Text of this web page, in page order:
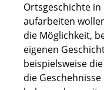
Ortsgeschichte
aufarbeiten
die Möglichkeit,
eigenen
beispielsweise
die